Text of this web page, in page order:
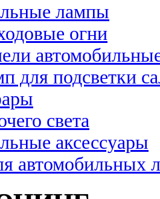
лампы
огни
для подсветки
света
аксессуары
автомобильных